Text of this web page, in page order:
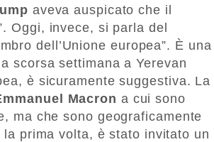
aveva auspicato che il
Oggi, invece, si parla del
dell’Unione europea”. È una
scorsa settimana a Yerevan
è sicuramente suggestiva. La
Macron a cui sono
ma che sono geograficamente
prima volta, è stato invitato un